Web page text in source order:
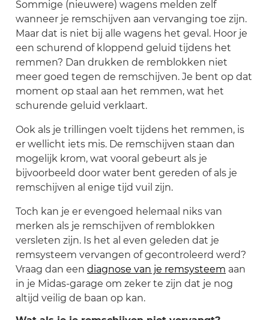
Sommige (nieuwere) wagens melden zelf
wanneer je remschijven aan vervanging toe zijn.
Maar dat is niet bij alle wagens het geval. Hoor je
een schurend of kloppend geluid tijdens het
remmen? Dan drukken de remblokken niet
meer goed tegen de remschijven. Je bent op dat
moment op staal aan het remmen, wat het
schurende geluid verklaart.
Ook als je trillingen voelt tijdens het remmen, is
er wellicht iets mis. De remschijven staan dan
mogelijk krom, wat vooral gebeurt als je
bijvoorbeeld door water bent gereden of als je
remschijven al enige tijd vuil zijn.
Toch kan je er evengoed helemaal niks van
merken als je remschijven of remblokken
versleten zijn. Is het al even geleden dat je
remsysteem vervangen of gecontroleerd werd?
Vraag dan een diagnose van je remsysteem aan
in je Midas-garage om zeker te zijn dat je nog
altijd veilig de baan op kan.